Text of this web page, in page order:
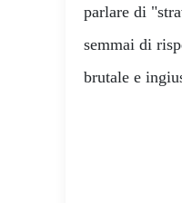
parlare di
semmai di
brutale e